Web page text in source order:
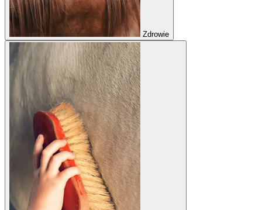
Zdrowie